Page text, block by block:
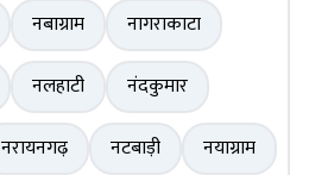
नबाग्राम
नागराकाटा
नलहाटी
नंदकुमार
नरायनगढ़ नटबाड़ी
नयाग्राम